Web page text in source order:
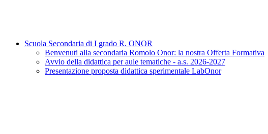
Scuola Secondaria di I grado R. ONOR
Benvenuti alla secondaria Romolo Onor: la nostra Offerta Formativa
Avvio della didattica per aule tematiche - a.s. 2026-2027
Presentazione proposta didattica sperimentale LabOnor